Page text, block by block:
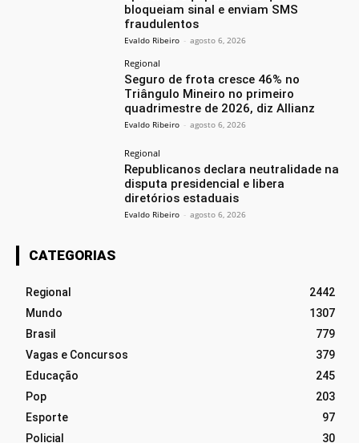
bloqueiam sinal e enviam SMS
fraudulentos
Evaldo Ribeiro - agosto 6, 2026
Regional
Seguro de frota cresce 46% no
Triângulo Mineiro no primeiro
quadrimestre de 2026, diz Allianz
Evaldo Ribeiro - agosto 6, 2026
Regional
Republicanos declara neutralidade na
disputa presidencial e libera
diretórios estaduais
Evaldo Ribeiro - agosto 6, 2026
CATEGORIAS
Regional
2442
Mundo
1307
Brasil
779
Vagas e Concursos
379
Educação
245
Pop
203
Esporte
97
Policial
30